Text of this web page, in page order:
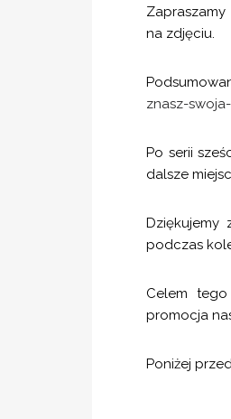
na zdjęciu.
znasz-
Po serii
dalsze
Dziękujemy
podczas
Celem
promocja
Poniżej